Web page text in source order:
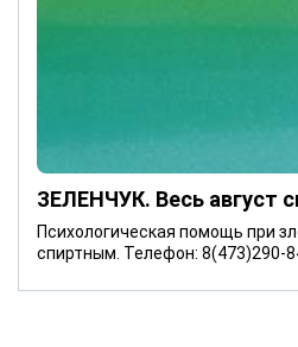
ЗЕЛЕНЧУК. Весь август
Психологическая помощь при
спиртным. Телефон: 8(473)290-